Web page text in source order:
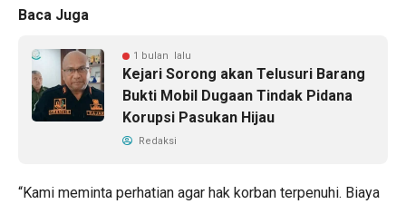
Baca Juga
1 bulan lalu
Kejari Sorong akan Telusuri Barang
Bukti Mobil Dugaan Tindak Pidana
Korupsi Pasukan Hijau
Redaksi
“Kami meminta perhatian agar hak korban terpenuhi. Biaya